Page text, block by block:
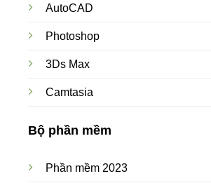
AutoCAD
Photoshop
3Ds Max
Camtasia
Bộ phần mềm
Phần mềm 2023